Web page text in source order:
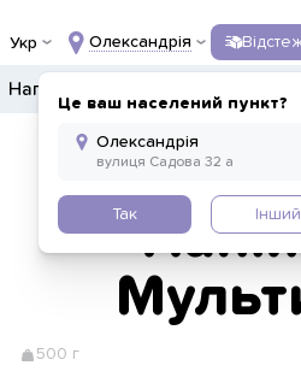
Укр Олександрія
Це ваш населений пункт?
Так Інший
Напої
500 г